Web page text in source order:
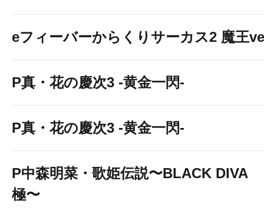
eフィーバーからくりサーカス2 魔王
P真・花の慶次3 -黄金一閃-
P真・花の慶次3 -黄金一閃-
P中森明菜・歌姫伝説〜BLACK DIVA
極〜